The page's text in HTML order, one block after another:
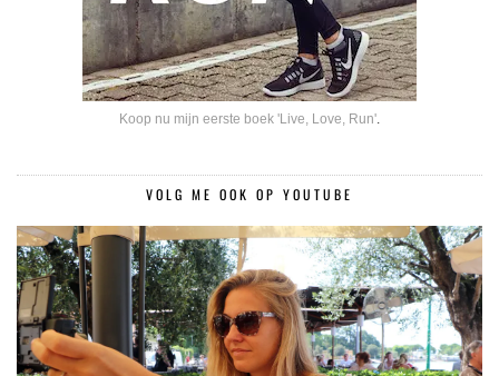
Koop nu mijn eerste boek 'Live, Love, Run'.
VOLG ME OOK OP YOUTUBE